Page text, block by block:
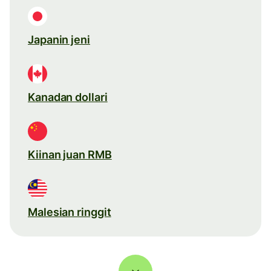
Japanin jeni
Kanadan dollari
Kiinan juan RMB
Malesian ringgit